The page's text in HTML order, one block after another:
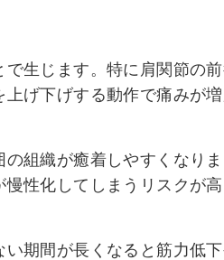
生じます。特に肩関節の
げ下げする動作で痛みが
組織が癒着しやすくなりま
性化してしまうリスクが高
期間が長くなると筋力低